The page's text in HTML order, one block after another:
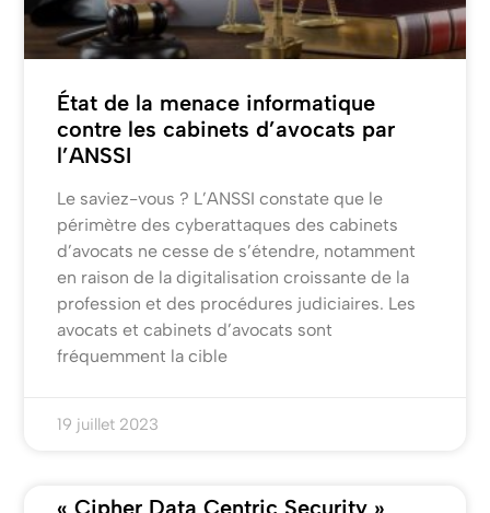
État de la menace informatique
contre les cabinets d’avocats par
l’ANSSI
Le saviez-vous ? L’ANSSI constate que le
périmètre des cyberattaques des cabinets
d’avocats ne cesse de s’étendre, notamment
en raison de la digitalisation croissante de la
profession et des procédures judiciaires. Les
avocats et cabinets d’avocats sont
fréquemment la cible
19 juillet 2023
« Cipher Data Centric Security »